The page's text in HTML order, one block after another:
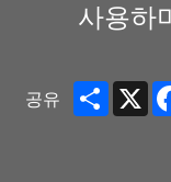
사용하
공유 ShareX